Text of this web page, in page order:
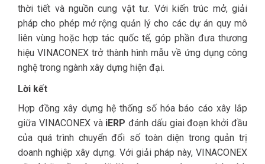
thời tiết và nguồn cung vật tư. Với kiến trúc mở, giải
pháp cho phép mở rộng quản lý cho các dự án quy mô
liên vùng hoặc hợp tác quốc tế, góp phần đưa thương
hiệu VINACONEX trở thành hình mẫu về ứng dụng công
nghệ trong ngành xây dựng hiện đại.
Lời kết
Hợp đồng xây dựng hệ thống số hóa báo cáo xây lắp
giữa VINACONEX và iERP đánh dấu giai đoạn khởi đầu
của quá trình chuyển đổi số toàn diện trong quản trị
doanh nghiệp xây dựng. Với giải pháp này, VINACONEX